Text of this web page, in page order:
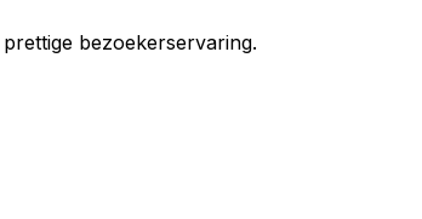
bezoekerservaring.